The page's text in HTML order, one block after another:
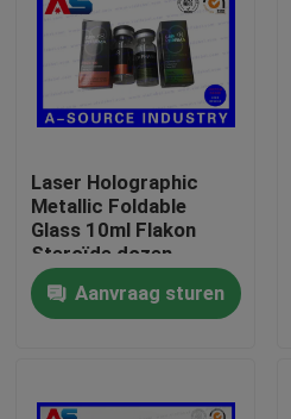
Huis
Ongeveer ons
Laser Holographic
Metallic Foldable
Glass 10ml Flakon
Steroïde dozen
Verpakking
farmaceutische dozen
etiket
Aanvraag sturen